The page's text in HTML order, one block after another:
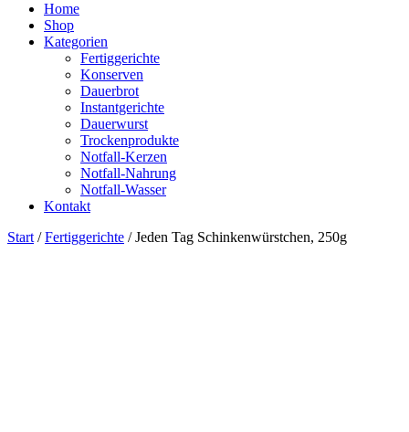
Home
Shop
Kategorien
Fertiggerichte
Konserven
Dauerbrot
Instantgerichte
Dauerwurst
Trockenprodukte
Notfall-Kerzen
Notfall-Nahrung
Notfall-Wasser
Kontakt
Start /Fertiggerichte / Jeden Tag Schinkenwürstchen, 250g